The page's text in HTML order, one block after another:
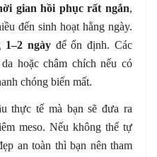
gian hồi phục rất ngắn,
đến sinh hoạt hằng ngày.
1–2 ngàyđể ổn định. Các
hoặc châm chích nếu có
chóng biến mất.
thực tế mà bạn sẽ đưa ra
meso. Nếu không thể tự
an toàn thì bạn nên tham